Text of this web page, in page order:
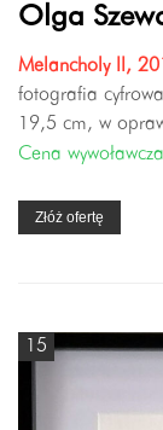
Olga
Melancholy II,
fotografia
19,5 cm, w
Cena
Złóż ofertę
15